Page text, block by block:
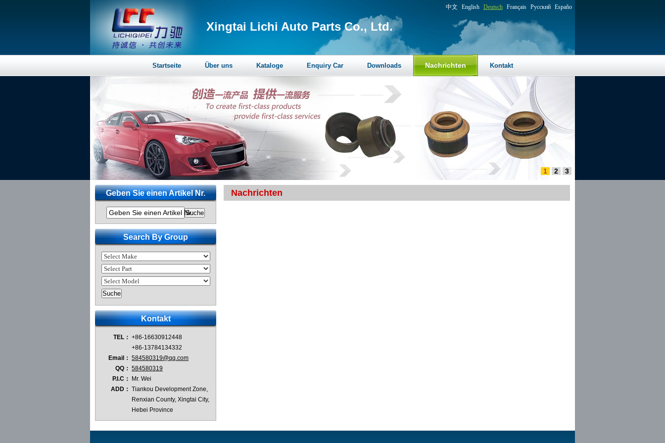
中文 English Deutsch Français Русский Españo
Xingtai Lichi Auto Parts Co., Ltd.
Startseite Über uns Kataloge Enquiry Car Downloads Nachrichten Kontakt
1 2 3
Nachrichten
Geben Sie einen Artikel Nr.
Geben Sie einen Artikel Nr.
Search By Group
Kontakt
TEL： +86-16630912448
+86-13784134332
Email： 584580319@qq.com
QQ： 584580319
P.I.C：
Mr. Wei
ADD： Tiankou Development Zone,
Renxian County, Xingtai City,
Hebei Province